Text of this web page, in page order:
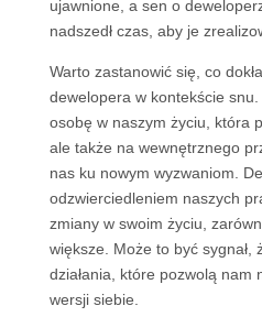
ujawnione, a sen o
nadszedł czas, aby je
Warto zastanowić się, co
dewelopera w kontekście
osobę w naszym życiu, która
ale także na wewnętrznego
nas ku nowym wyzwaniom.
odzwierciedleniem naszych
zmiany w swoim życiu,
większe. Może to być sygnał,
działania, które pozwolą nam
wersji siebie.